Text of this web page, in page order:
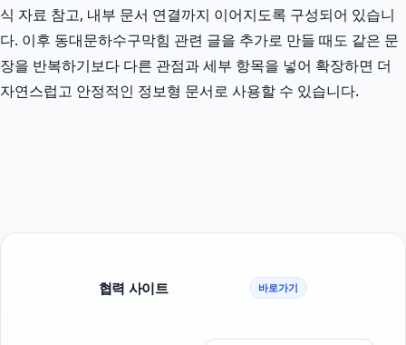
식 자료 참고, 내부 문서 연결까지 이어지도록 구성되어 있습니
다. 이후 동대문하수구막힘 관련 글을 추가로 만들 때도 같은 문
장을 반복하기보다 다른 관점과 세부 항목을 넣어 확장하면 더
자연스럽고 안정적인 정보형 문서로 사용할 수 있습니다.
협력 사이트 바로가기